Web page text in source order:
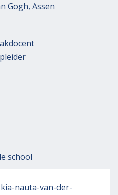
Gogh, Assen
school
nauta-van-der-